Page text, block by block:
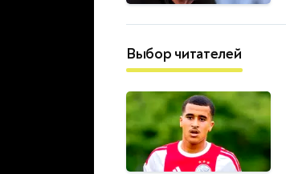
Выбор читателей